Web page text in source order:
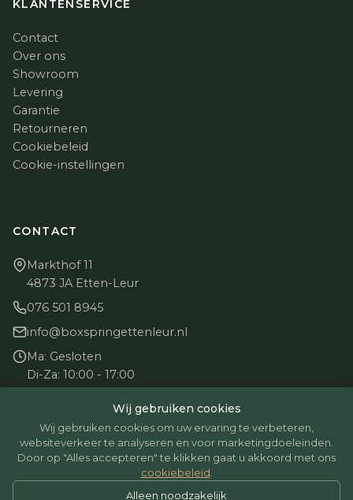
KLANTENSERVICE
Contact
Over ons
Showroom
Levering
Garantie
Retourneren
Cookiebeleid
Cookie-instellingen
CONTACT
Markthof 11
4873 JA Etten-Leur
076 501 8945
info@boxspringettenleur.nl
Ma: Gesloten
Di-Za: 10:00 - 17:00
© 2026 BoxspringEttenLeur. Alle rechten voorbehouden.
Wij gebruiken cookies
Wij gebruiken cookies om uw ervaring te verbeteren,
websiteverkeer te analyseren en voor marketingdoeleinden.
Door op "Alles accepteren" te klikken gaat u akkoord met ons
cookiebeleid
Alleen noodzakelijk